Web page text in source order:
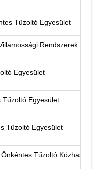
Tűzoltó Egyesület
Rendszerek
Egyesület
Tűzoltó Egyesület
Tűzoltó Egyesület
Tűzoltó Közhasznú